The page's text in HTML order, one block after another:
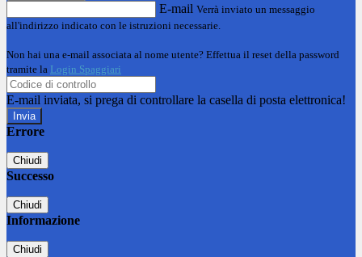
E-mail Verrà inviato un messaggio
all'indirizzo indicato con le istruzioni necessarie.
Non hai una e-mail associata al nome utente? Effettua il reset della password
tramite la Login Spaggiari
E-mail inviata, si prega di controllare la casella di posta elettronica!
Errore
Chiudi
Successo
Chiudi
Informazione
Chiudi